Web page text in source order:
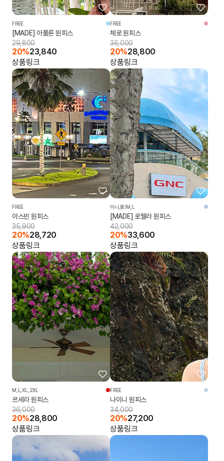
FREE
[MADE] 아폴론 원피스
29,800
20%23,840
상품링크
FREE
체로 원피스
36,000
20%28,800
상품링크
FREE
아스빈 원피스
35,900
20%28,720
상품링크
미니,롱/M,L
[MADE] 로웰라 원피스
42,000
20%33,600
상품링크
M,L,XL,2XL
르세라 원피스
36,000
20%28,800
상품링크
FREE
나이니 원피스
34,000
20%27,200
상품링크